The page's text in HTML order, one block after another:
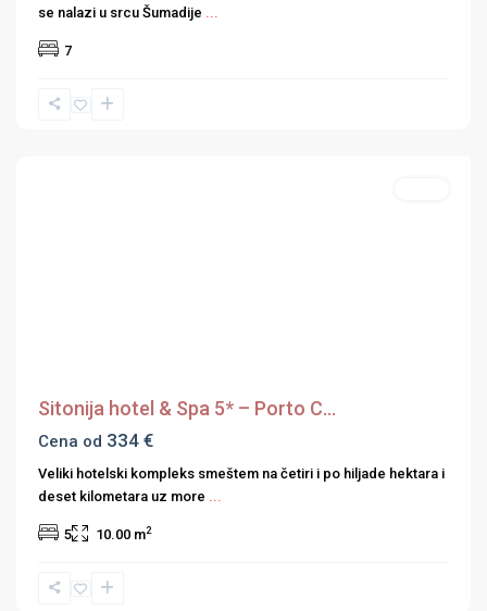
se nalazi u srcu Šumadije ...
7
Grčka
Hoteli
Sitonija hotel & Spa 5* – Porto C...
Cena od 334 €
Veliki hotelski kompleks smeštem na četiri i po hiljade hektara i
deset kilometara uz more ...
5 10.00 m2